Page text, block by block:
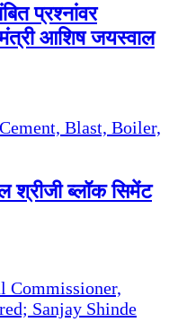
प्रश्नांवर
आशिष जयस्वाल
श्रीजी ब्लॉक सिमेंट